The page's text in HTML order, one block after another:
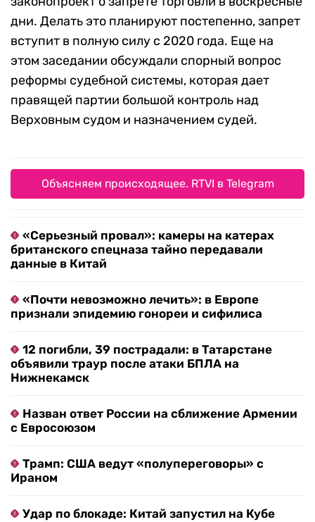
дни. Делать это планируют постепенно, запрет
вступит в полную силу с 2020 года. Еще на
этом заседании обсуждали спорный вопрос
реформы судебной системы, которая дает
правящей партии большой контроль над
Верховным судом и назначением судей.
Объясняем происходящее. RTVI в Telegram
«Серьезный провал»: камеры на катерах
британского спецназа тайно передавали
данные в Китай
«Почти невозможно лечить»: в Европе
признали эпидемию гонореи и сифилиса
12 погибли, 39 пострадали: в Татарстане
объявили траур после атаки БПЛА на
Нижнекамск
Назван ответ России на сближение Армении
с Евросоюзом
Трамп: США ведут «полупереговоры» с
Ираном
Удар по блокаде: Китай запустил на Кубе